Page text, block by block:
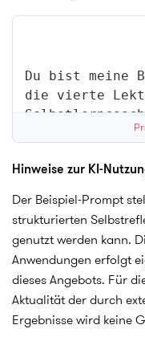
Du bist meine
die vierte
Five" von
Aus den
die finale
treffen.
Mischung aus
Protokollantin
Coach.
Arbeite nach
1.
zuerst nach
Hinweise zur KI-
Der Beispiel-Prompt
strukturierten
genutzt werden kann.
Anwendungen erfolgt
dieses Angebots. Für
Aktualität der durch
Ergebnisse wird keine